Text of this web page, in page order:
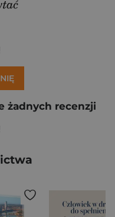
żadnych recenzji